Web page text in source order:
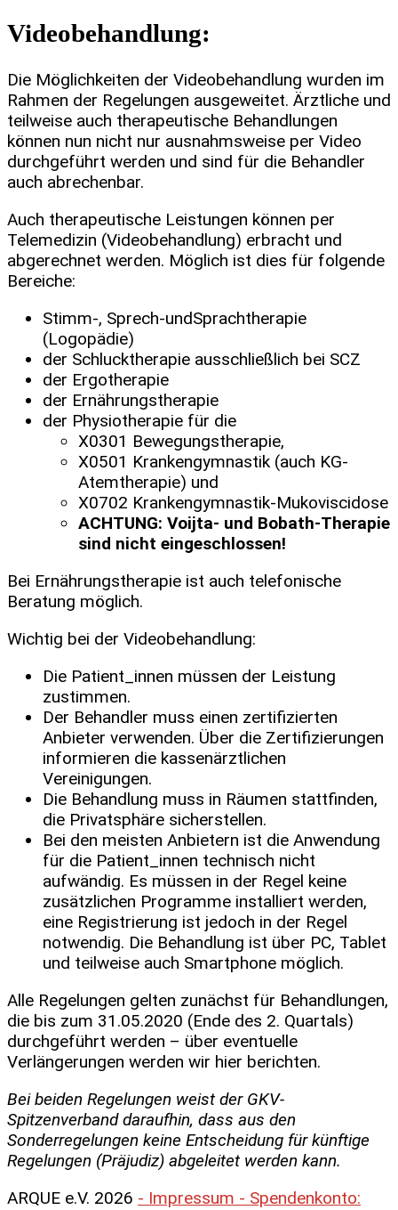
Videobehandlung:
Die Möglichkeiten der Videobehandlung wurden im
Rahmen der Regelungen ausgeweitet. Ärztliche und
teilweise auch therapeutische Behandlungen
können nun nicht nur ausnahmsweise per Video
durchgeführt werden und sind für die Behandler
auch abrechenbar.
Auch therapeutische Leistungen können per
Telemedizin (Videobehandlung) erbracht und
abgerechnet werden. Möglich ist dies für folgende
Bereiche:
Stimm-, Sprech-undSprachtherapie
(Logopädie)
der Schlucktherapie ausschließlich bei SCZ
der Ergotherapie
der Ernährungstherapie
der Physiotherapie für die
X0301 Bewegungstherapie,
X0501 Krankengymnastik (auch KG-
Atemtherapie) und
X0702 Krankengymnastik-Mukoviscidose
ACHTUNG: Voijta- und Bobath-Therapie
sind nicht eingeschlossen!
Bei Ernährungstherapie ist auch telefonische
Beratung möglich.
Wichtig bei der Videobehandlung:
Die Patient_innen müssen der Leistung
zustimmen.
Der Behandler muss einen zertifizierten
Anbieter verwenden. Über die Zertifizierungen
informieren die kassenärztlichen
Vereinigungen.
Die Behandlung muss in Räumen stattfinden,
die Privatsphäre sicherstellen.
Bei den meisten Anbietern ist die Anwendung
für die Patient_innen technisch nicht
aufwändig. Es müssen in der Regel keine
zusätzlichen Programme installiert werden,
eine Registrierung ist jedoch in der Regel
notwendig. Die Behandlung ist über PC, Tablet
und teilweise auch Smartphone möglich.
Alle Regelungen gelten zunächst für Behandlungen,
die bis zum 31.05.2020 (Ende des 2. Quartals)
durchgeführt werden – über eventuelle
Verlängerungen werden wir hier berichten.
Bei beiden Regelungen weist der GKV-
Spitzenverband daraufhin, dass aus den
Sonderregelungen keine Entscheidung für künftige
Regelungen (Präjudiz) abgeleitet werden kann.
ARQUE e.V. 2026 - Impressum - Spendenkonto: